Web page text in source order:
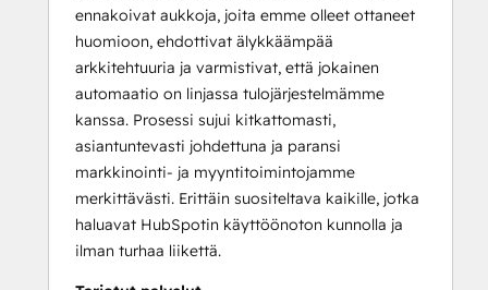
ennakoivat aukkoja, joita emme olleet ottaneet
huomioon, ehdottivat älykkäämpää
arkkitehtuuria ja varmistivat, että jokainen
automaatio on linjassa tulojärjestelmämme
kanssa. Prosessi sujui kitkattomasti,
asiantuntevasti johdettuna ja paransi
markkinointi- ja myyntitoimintojamme
merkittävästi. Erittäin suositeltava kaikille, jotka
haluavat HubSpotin käyttöönoton kunnolla ja
ilman turhaa liikettä.